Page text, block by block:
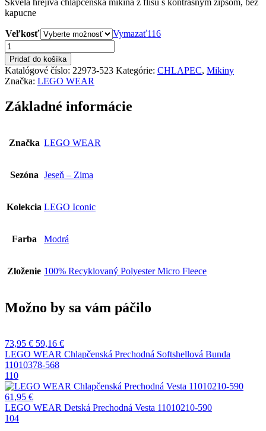
kapucne
Veľkosť Vymazať116
množstvo
LEGO
WEAR
Chlapčenská
Flísová
22973-
Pridať do košíka
Katalógové číslo: 22973-523 Kategórie: CHLAPEC, Mikiny
Značka: LEGO WEAR
Základné informácie
Značka LEGO WEAR
Sezóna Jeseň – Zima
Kolekcia LEGO Iconic
Farba Modrá
Zloženie 100% Recyklovaný Polyester Micro Fleece
Možno by sa vám páčilo
73,95 € 59,16 €
LEGO WEAR Chlapčenská Prechodná Softshellová Bunda
11010378-568
110
61,95 €
LEGO WEAR Detská Prechodná Vesta 11010210-590
104